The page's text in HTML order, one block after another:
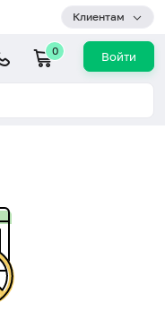
Клиентам
0 Войти